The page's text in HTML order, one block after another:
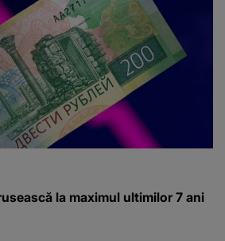
la maximul ultimilor 7 ani